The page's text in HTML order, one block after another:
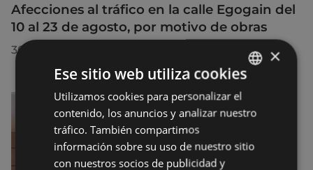
Afecciones al tráfico en la calle Egogain del
10 al 23 de agosto, por motivo de obras
30/07/2026
BASQUE
SPANISH
×
Ese sitio web utiliza cookies
Utilizamos cookies para personalizar el
contenido, los anuncios y analizar nuestro
tráfico. También compartimos
información sobre su uso de nuestro sitio
con nuestros socios de publicidad y